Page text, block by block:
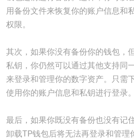
用备份文件来恢复你的账户信息和
权限。
其次，如果你没有备份你的钱包，
私钥，你仍然可以通过其他支持同
来登录和管理你的数字资产。只需
使用你的账户信息和私钥进行登录。
最后，如果你既没有备份也没有记
卸载TP钱包后将无法再登录和管理